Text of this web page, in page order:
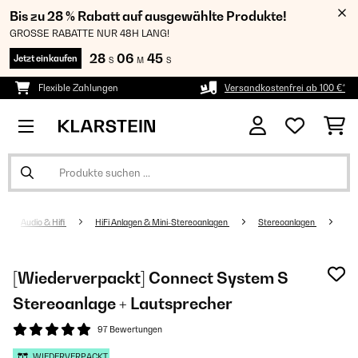
Bis zu 28 % Rabatt auf ausgewählte Produkte!
GROSSE RABATTE NUR 48H LANG!
Jetzt einkaufen 28 S 06 M 44 S
Flexible Zahlungen Versandkostenfrei ab 100 €*
Audio & Hifi HiFi Anlagen & Mini-Stereoanlagen Stereoanlagen
[Wiederverpackt] Connect System S
Stereoanlage + Lautsprecher
97 Bewertungen